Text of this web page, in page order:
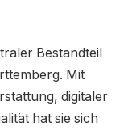
Bestandteil
Mit
digitaler
hat sie sich